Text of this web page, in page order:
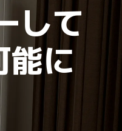
して
能に